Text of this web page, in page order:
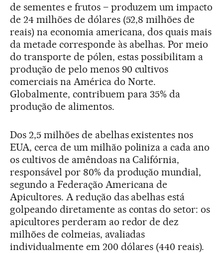
de sementes e frutos – produzem um impacto
de 24 milhões de dólares (52,8 milhões de
reais) na economia americana, dos quais mais
da metade corresponde às abelhas. Por meio
do transporte de pólen, estas possibilitam a
produção de pelo menos 90 cultivos
comerciais na América do Norte.
Globalmente, contribuem para 35% da
produção de alimentos.
Dos 2,5 milhões de abelhas existentes nos
EUA, cerca de um milhão poliniza a cada ano
os cultivos de amêndoas na Califórnia,
responsável por 80% da produção mundial,
segundo a Federação Americana de
Apicultores. A redução das abelhas está
golpeando diretamente as contas do setor: os
apicultores perderam ao redor de dez
milhões de colmeias, avaliadas
individualmente em 200 dólares (440 reais).